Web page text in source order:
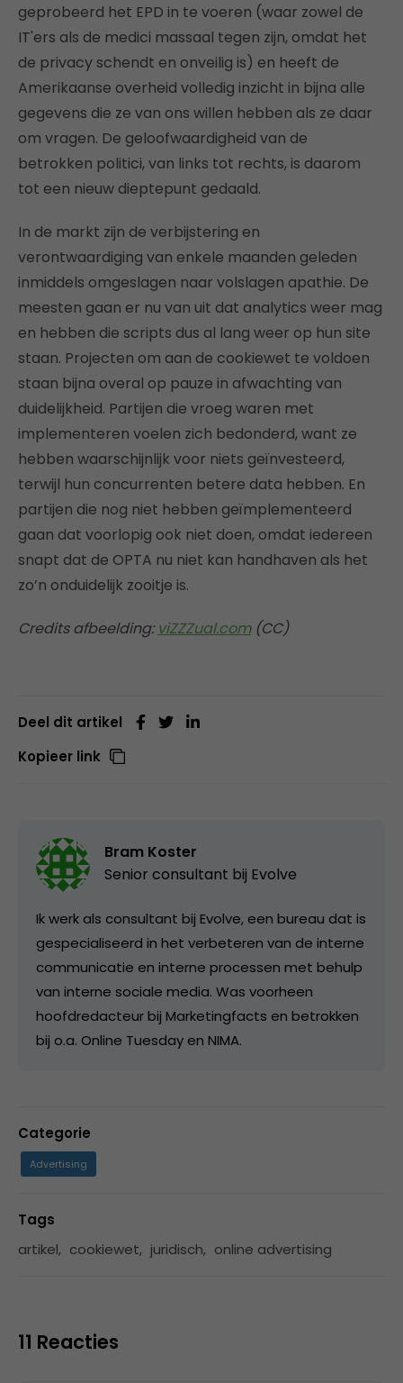
geprobeerd het EPD in te voeren (waar zowel de
IT'ers als de medici massaal tegen zijn, omdat het
de privacy schendt en onveilig is) en heeft de
Amerikaanse overheid volledig inzicht in bijna alle
gegevens die ze van ons willen hebben als ze daar
om vragen. De geloofwaardigheid van de
betrokken politici, van links tot rechts, is daarom
tot een nieuw dieptepunt gedaald.
In de markt zijn de verbijstering en
verontwaardiging van enkele maanden geleden
inmiddels omgeslagen naar volslagen apathie. De
meesten gaan er nu van uit dat analytics weer mag
en hebben die scripts dus al lang weer op hun site
staan. Projecten om aan de cookiewet te voldoen
staan bijna overal op pauze in afwachting van
duidelijkheid. Partijen die vroeg waren met
implementeren voelen zich bedonderd, want ze
hebben waarschijnlijk voor niets geïnvesteerd,
terwijl hun concurrenten betere data hebben. En
partijen die nog niet hebben geïmplementeerd
gaan dat voorlopig ook niet doen, omdat iedereen
snapt dat de OPTA nu niet kan handhaven als het
zo’n onduidelijk zooitje is.
Credits afbeelding:viZZZual.com(CC)
Deel dit artikel
Kopieer link
Bram Koster
Senior consultant bij Evolve
Ik werk als consultant bij Evolve, een bureau dat is
gespecialiseerd in het verbeteren van de interne
communicatie en interne processen met behulp
van interne sociale media. Was voorheen
hoofdredacteur bij Marketingfacts en betrokken
bij o.a. Online Tuesday en NIMA.
Categorie
Advertising
Tags
artikel, cookiewet, juridisch, online advertising
11 Reacties